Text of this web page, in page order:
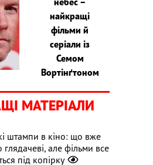
найкращі
фільми й
серіали із
Семом
Вортінґтоном
МАТЕРІАЛИ
штампи в кіно: що вже
але фільми все
під копірку